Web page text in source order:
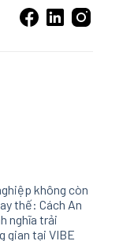
không còn
thế: Cách An
nghĩa trải
gian tại VIBE